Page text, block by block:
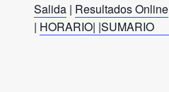
Salida | Resultados Online
| HORARIO| |SUMARIO